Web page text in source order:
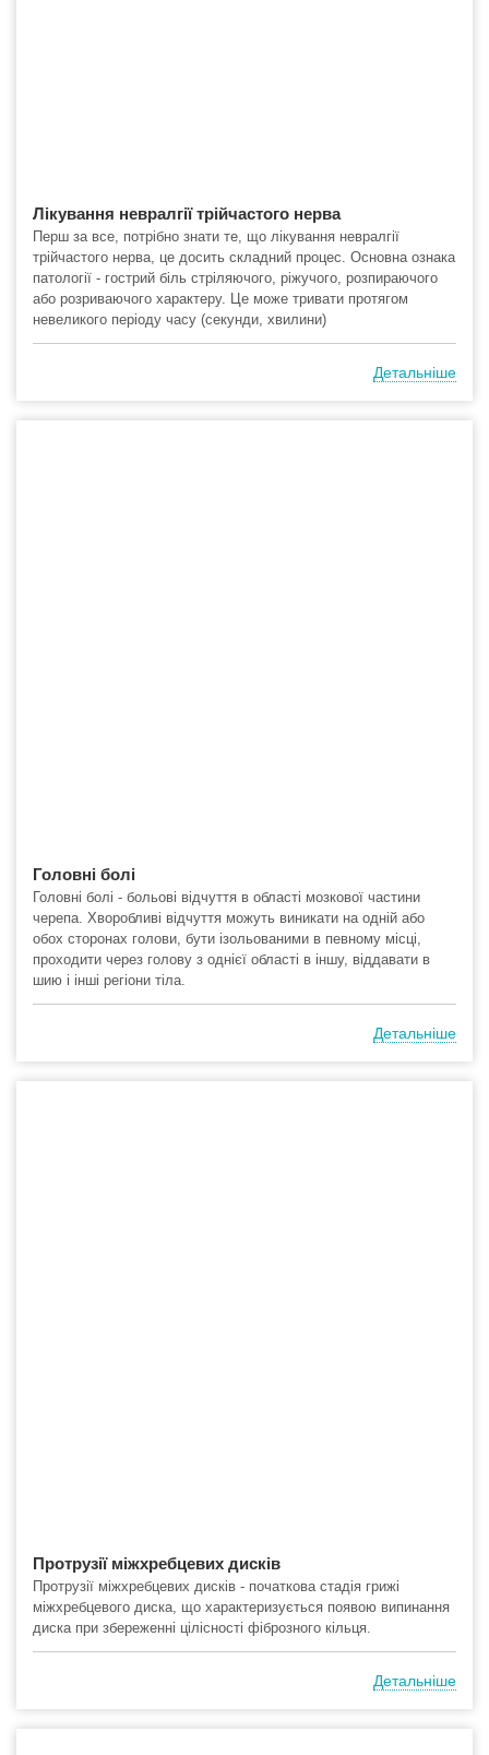
Лікування невралгії трійчастого нерва
Перш за все, потрібно знати те, що лікування невралгії
трійчастого нерва, це досить складний процес. Основна ознака
патології - гострий біль стріляючого, ріжучого, розпираючого
або розриваючого характеру. Це може тривати протягом
невеликого періоду часу (секунди, хвилини)
Детальніше
Головні болі
Головні болі - больові відчуття в області мозкової частини
черепа. Хворобливі відчуття можуть виникати на одній або
обох сторонах голови, бути ізольованими в певному місці,
проходити через голову з однієї області в іншу, віддавати в
шию і інші регіони тіла.
Детальніше
Протрузії міжхребцевих дисків
Протрузії міжхребцевих дисків - початкова стадія грижі
міжхребцевого диска, що характеризується появою випинання
диска при збереженні цілісності фіброзного кільця.
Детальніше